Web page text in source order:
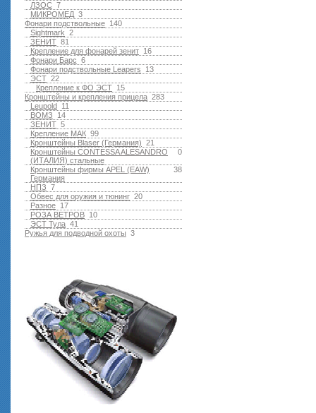
7
ЛЗОС
3
МИКРОМЕД
140
Фонари подствольные
2
Sightmark
81
ЗЕНИТ
16
Крепление для фонарей зенит
6
Фонари Барс
13
Фонари подствольные Leapers
22
ЭСТ
15
Крепление к ФО ЭСТ
283
Кронштейны и крепления прицела
11
Leupold
14
ВОМЗ
5
ЗЕНИТ
99
Крепление МАК
21
Кронштейны Blaser (Германия)
0
Кронштейны CONTESSA ALESANDRO
(ИТАЛИЯ) стальные
38
Кронштейны фирмы APEL (EAW)
Германия
7
НПЗ
20
Обвес для оружия и тюнинг
17
Разное
10
РОЗА ВЕТРОВ
41
ЭСТ Тула
3
Ружья для подводной оxоты